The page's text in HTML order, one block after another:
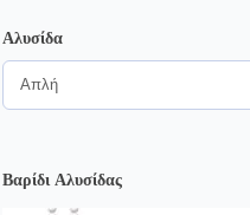
Αλυσίδα
Βαρίδι Αλυσίδας